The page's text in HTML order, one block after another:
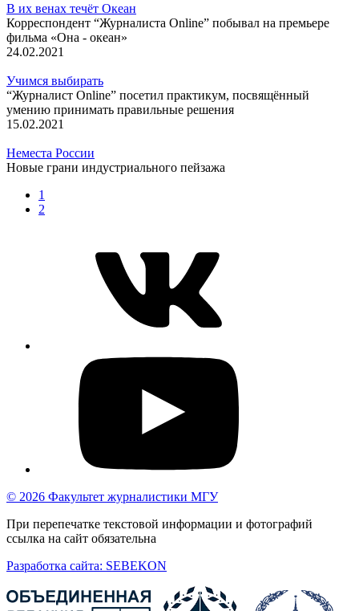
В их венах течёт Океан
Корреспондент “Журналиста Online” побывал на премьере
фильма «Она - океан»
24.02.2021
Учимся выбирать
“Журналист Online” посетил практикум, посвящённый
умению принимать правильные решения
15.02.2021
Неместа России
Новые грани индустриального пейзажа
1
2
© 2026 Факультет журналистики МГУ
При перепечатке текстовой информации и фотографий
ссылка на сайт обязательна
Разработка сайта: SEBEKON